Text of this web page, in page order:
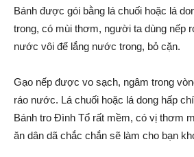
Bánh được gói bằng lá chuối hoặc lá
trong, có mùi thơm, người ta dùng nếp
nước vôi để lắng nước trong, bỏ cặn.
Gạo nếp được vo sạch, ngâm trong
ráo nước. Lá chuối hoặc lá dong hấp
Bánh tro Đình Tổ rất mềm, có vị thơm
ăn dân dã chắc chắn sẽ làm cho bạn